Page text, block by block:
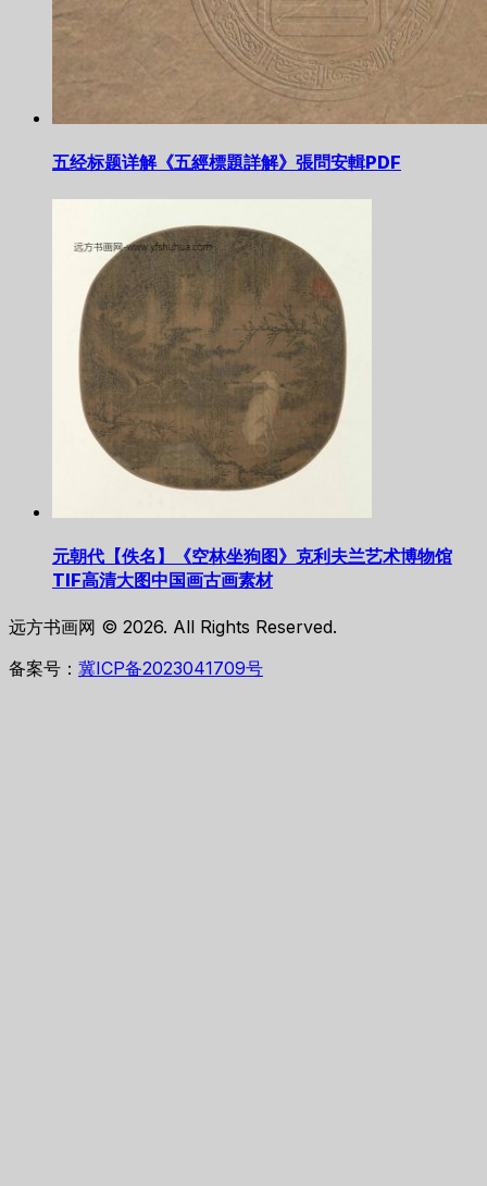
五经标题详解《五經標題詳解》張問安輯PDF
元朝代【佚名】《空林坐狗图》克利夫兰艺术博物馆
TIF高清大图中国画古画素材
远方书画网 © 2026. All Rights Reserved.
备案号： 冀ICP备2023041709号